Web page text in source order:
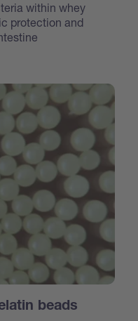
within whey
protection and
beads